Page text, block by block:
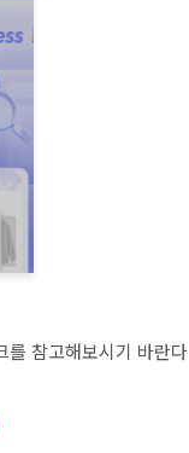
를 참고해보시기 바란다